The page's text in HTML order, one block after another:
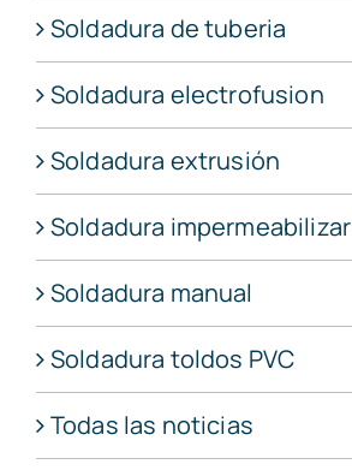
Soldadura de tuberia
Soldadura electrofusion
Soldadura extrusión
Soldadura impermeabilizar
Soldadura manual
Soldadura toldos PVC
Todas las noticias